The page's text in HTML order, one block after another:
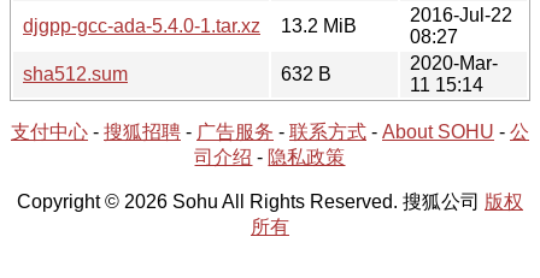
djgpp-gcc-ada-5.4.0-1.tar.xz
13.2 MiB
2016-Jul-22
08:27
sha512.sum
632 B
2020-Mar-
11 15:14
支付中心 - 搜狐招聘 - 广告服务 - 联系方式 - About SOHU - 公
司介绍 - 隐私政策
Copyright © 2026 Sohu All Rights Reserved. 搜狐公司 版权
所有